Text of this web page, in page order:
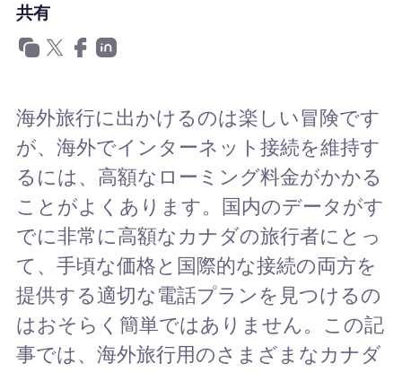
企業
共有
海外旅行に出かけるのは楽しい冒険です
が、海外でインターネット接続を維持す
るには、高額なローミング料金がかかる
ことがよくあります。国内のデータがす
でに非常に高額なカナダの旅行者にとっ
て、手頃な価格と国際的な接続の両方を
提供する適切な電話プランを見つけるの
はおそらく簡単ではありません。この記
事では、海外旅行用のさまざまなカナダ